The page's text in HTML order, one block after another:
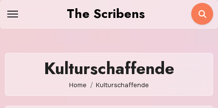
The Scribens
Kulturschaffende
Home Kulturschaffende